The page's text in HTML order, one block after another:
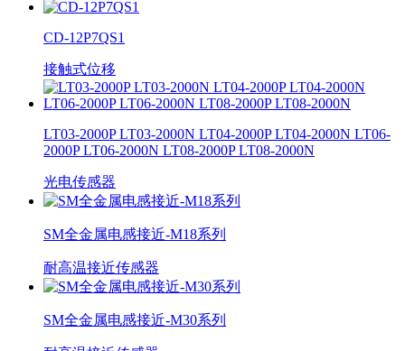
CD-12P7QS1
接触式位移
LT03-2000P LT03-2000N LT04-2000P LT04-2000N LT06-
2000P LT06-2000N LT08-2000P LT08-2000N
光电传感器
SM全金属电感接近-M18系列
耐高温接近传感器
SM全金属电感接近-M30系列